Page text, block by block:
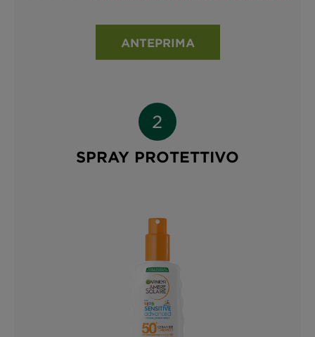
ANTEPRIMA
SPRAY PROTETTIVO